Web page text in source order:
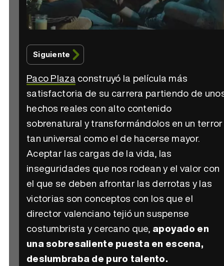
Siguiente
Paco Plaza construyó la película más
satisfactoria de su carrera partiendo de
hechos reales con alto contenido
sobrenatural y transformándolos en un terror
tan universal como el de hacerse mayor.
Aceptar las cargas de la vida, las
inseguridades que nos rodean y el valor con
el que se deben afrontar las derrotas y las
victorias son conceptos con los que el
director valenciano tejió un suspense
costumbrista y cercano que, apoyado en
una sobresaliente puesta en escena,
deslumbraba de puro talento.